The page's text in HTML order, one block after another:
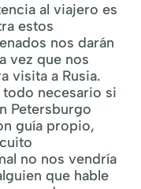
al viajero es
estos
nos darán
vez que nos
visita a Rusia.
necesario si
Petersburgo
guía propio,
no nos vendría
que hable